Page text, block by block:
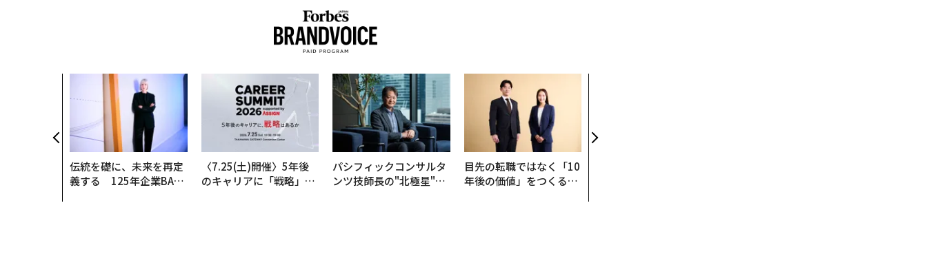
伝統を礎に、未来を再定
義する 125年企業BAT
〈7.25(土)開催〉5年後
のキャリアに「戦略」は
パシフィックコンサルタ
ンツ技師長の"北極星"。
目先の転職ではなく「10
年後の価値」をつくる─